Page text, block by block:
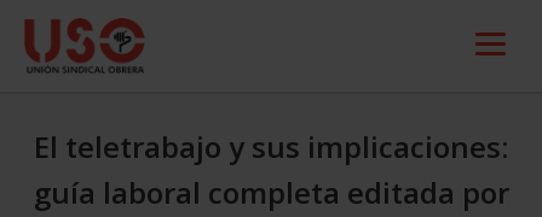
El teletrabajo y sus implicaciones:
guía laboral completa editada por